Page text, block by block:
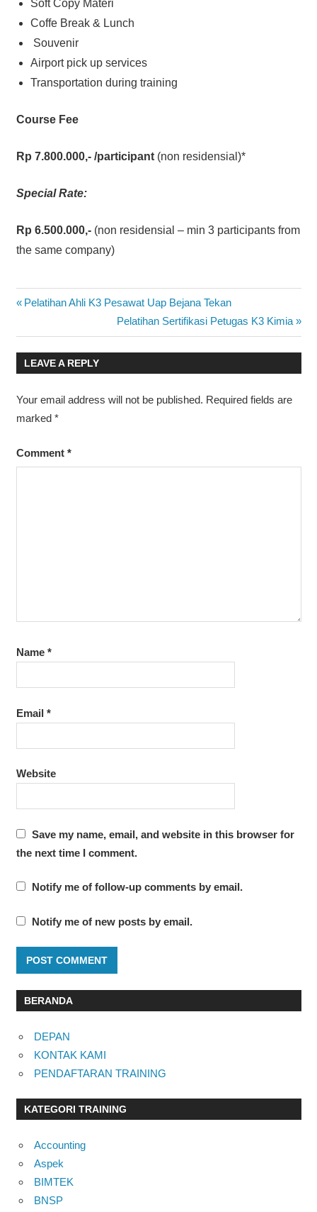
Soft Copy Materi
Coffe Break & Lunch
Souvenir
Airport pick up services
Transportation during training
Course Fee
Rp 7.800.000,-/participant (non residensial)*
Special Rate:
Rp 6.500.000,-(non residensial – min 3 participants from
the same company)
KESEHATAN
Post
navigation
Previous
Pelatihan Ahli K3 Pesawat Uap Bejana Tekan
Next
Post:
Pelatihan Sertifikasi Petugas K3 Kimia
LEAVE A REPLY
Your email address will not be published. Required fields are
marked *
Comment *
Name *
Email *
Website
Save my name, email, and website in this browser for
the next time I comment.
Notify me of follow-up comments by email.
Notify me of new posts by email.
BERANDA
DEPAN
KONTAK KAMI
PENDAFTARAN TRAINING
KATEGORI TRAINING
Accounting
Aspek
BIMTEK
BNSP